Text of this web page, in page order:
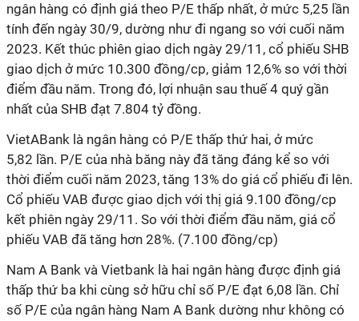
ngân hàng có định giá theo P/E thấp nhất, ở mức 5,25 lần
tính đến ngày 30/9, dường như đi ngang so với cuối năm
2023. Kết thúc phiên giao dịch ngày 29/11, cổ phiếu SHB
giao dịch ở mức 10.300 đồng/cp, giảm 12,6% so với thời
điểm đầu năm. Trong đó, lợi nhuận sau thuế 4 quý gần
nhất của SHB đạt 7.804 tỷ đồng.
VietABank là ngân hàng có P/E thấp thứ hai, ở mức
5,82 lần. P/E của nhà băng này đã tăng đáng kể so với
thời điểm cuối năm 2023, tăng 13% do giá cổ phiếu đi lên.
Cổ phiếu VAB được giao dịch với thị giá 9.100 đồng/cp
kết phiên ngày 29/11. So với thời điểm đầu năm, giá cổ
phiếu VAB đã tăng hơn 28%. (7.100 đồng/cp)
Nam A Bank và Vietbank là hai ngân hàng được định giá
thấp thứ ba khi cùng sở hữu chỉ số P/E đạt 6,08 lần. Chỉ
số P/E của ngân hàng Nam A Bank dường như không có